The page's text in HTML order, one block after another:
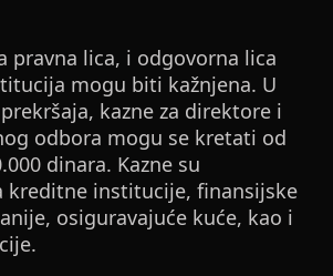
pravna lica, i odgovorna lica
mogu biti kažnjena. U
kazne za direktore i
odbora mogu se kretati od
dinara. Kazne su
kreditne institucije, finansijske
osiguravajuće kuće, kao i